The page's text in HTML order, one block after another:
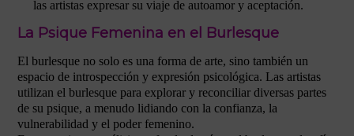
las artistas expresar su viaje de autoamor y aceptación.
La Psique Femenina en el Burlesque
El burlesque no solo es una forma de arte, sino también un
espacio de introspección y expresión psicológica. Las artistas
utilizan el burlesque para explorar y reconciliar diversas partes
de su psique, a menudo lidiando con la confianza, la
vulnerabilidad y el poder femenino.